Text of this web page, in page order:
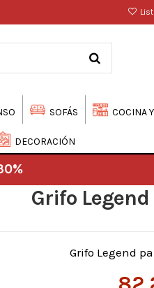
SOFÁS COCINA
DECORACIÓN
Grifo
Grifo Legend